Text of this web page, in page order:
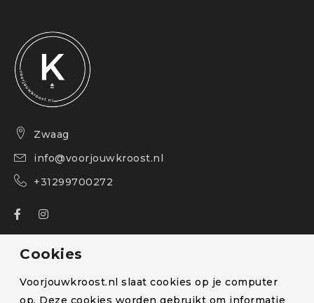
Zwaag
info@voorjouwkroost.nl
+31299700272
Over ons
Bestelling volgen
Blog
Cookies
Voorjouwkroost.nl slaat cookies op je computer
op. Deze cookies worden gebruikt om informatie